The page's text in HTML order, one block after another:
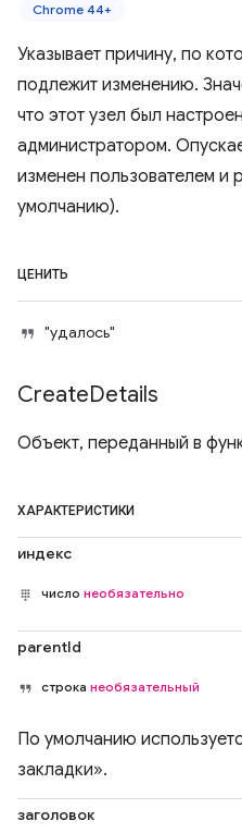
Chrome 44+
Указывает причину, по
подлежит изменению.
что этот узел был
администратором.
изменен пользователем и
умолчанию).
ЦЕНИТЬ
"удалось"
CreateDetails
Объект, переданный в
ХАРАКТЕРИСТИКИ
индекс
число необязательно
parentId
строка необязательный
По умолчанию
закладки».
заголовок